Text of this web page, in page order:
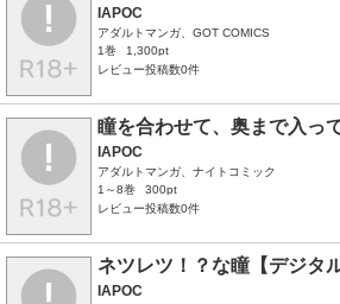
IAPOC
アダルトマンガ、GOT COMICS
1巻
1,300pt
レビュー投稿数0件
瞳を合わせて、奥まで入っ
IAPOC
アダルトマンガ、ナイトコミック
1～8巻
300pt
レビュー投稿数0件
ネツレツ！？な瞳【デジタ
IAPOC